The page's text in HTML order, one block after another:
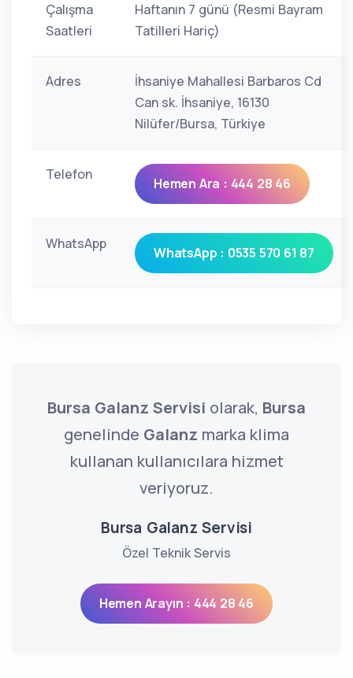
Çalışma
Saatleri
Haftanın 7 günü (Resmi Bayram
Tatilleri Hariç)
Adres
İhsaniye Mahallesi Barbaros Cd
Can sk. İhsaniye, 16130
Nilüfer/Bursa, Türkiye
Telefon
Hemen Ara : 444 28 46
WhatsApp
WhatsApp : 0535 570 61 87
Bursa Galanz Servisi olarak, Bursa
genelinde Galanz marka klima
kullanan kullanıcılara hizmet
veriyoruz.
Bursa Galanz Servisi
Özel Teknik Servis
Hemen Arayın : 444 28 46